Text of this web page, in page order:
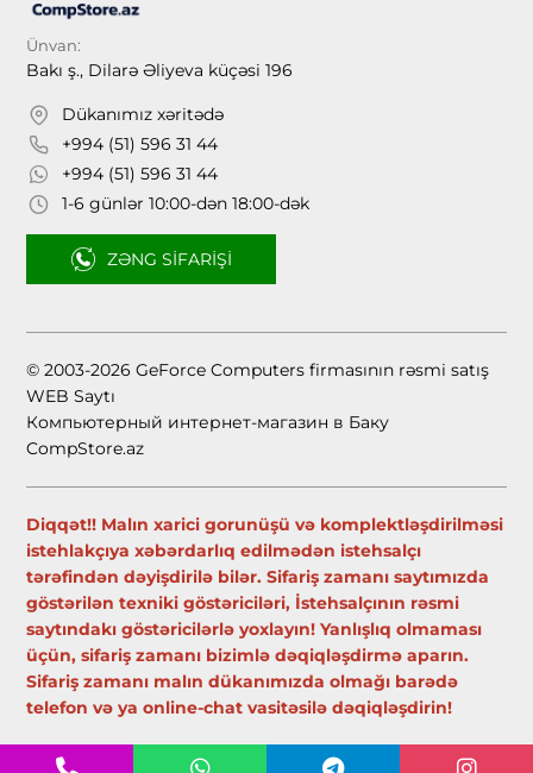
Ünvan:
Bakı ş., Dilarə Əliyeva küçəsi 196
Dükanımız xəritədə
+994 (51) 596 31 44
+994 (51) 596 31 44
1-6 günlər 10:00-dən 18:00-dək
ZƏNG SIFARIŞI
© 2003-2026 GeForce Computers firmasının rəsmi satış
WEB Saytı
Компьютерный интернет-магазин в Баку
CompStore.az
Diqqət!! Malın xarici gorunüşü və komplektləşdirilməsi
istehlakçıya xəbərdarlıq edilmədən istehsalçı
tərəfindən dəyişdirilə bilər. Sifariş zamanı saytımızda
göstərilən texniki göstəriciləri, İstehsalçının rəsmi
saytındakı göstəricilərlə yoxlayın! Yanlışlıq olmaması
üçün, sifariş zamanı bizimlə dəqiqləşdirmə aparın.
Sifariş zamanı malın dükanımızda olmağı barədə
telefon və ya online-chat vasitəsilə dəqiqləşdirin!